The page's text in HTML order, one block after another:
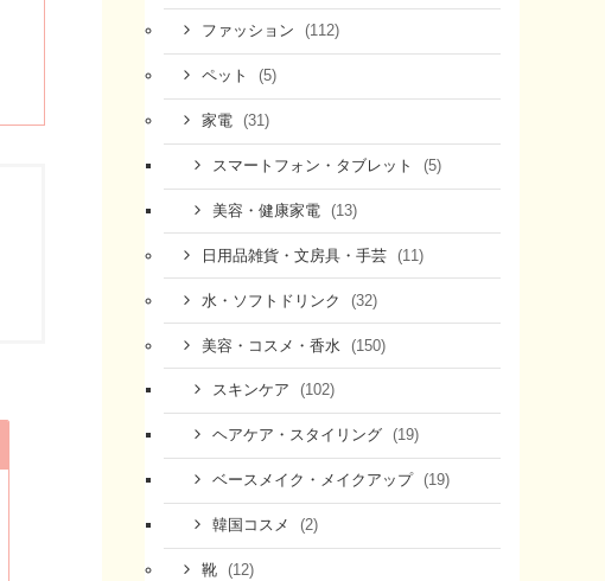
ファッション (112)
ペット (5)
家電 (31)
スマートフォン・タブレット (5)
美容・健康家電 (13)
日用品雑貨・文房具・手芸 (11)
水・ソフトドリンク (32)
美容・コスメ・香水 (150)
スキンケア (102)
ヘアケア・スタイリング (19)
ベースメイク・メイクアップ (19)
韓国コスメ (2)
靴 (12)